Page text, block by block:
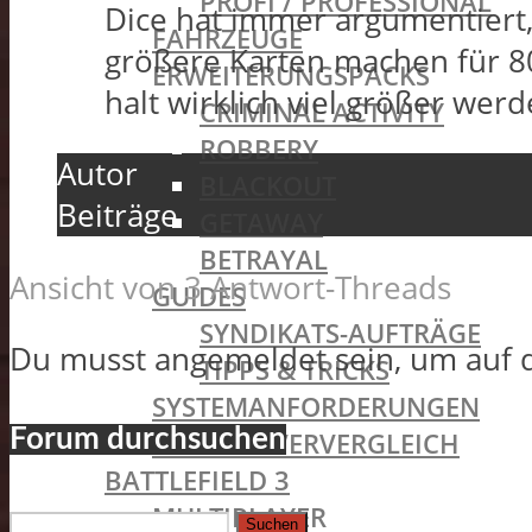
FAHRZEUGE
ERWEITERUNGSPACKS
CRIMINAL ACTIVITY
ROBBERY
BETRAYAL
GUIDES
SYNDIKATS-AUFTRÄGE
TIPPS & TRICKS
SYSTEMANFORDERUNGEN
GAMESERVERVERGLEICH
BATTLEFIELD 3
MULTIPLAYER
Dice hat immer
größere Karten machen für
halt wirklich viel größer
Autor
Beiträge
Ansicht von 3 Antwort-Threads
Du musst angemeldet sein, um auf
Forum durchsuchen
Suchen